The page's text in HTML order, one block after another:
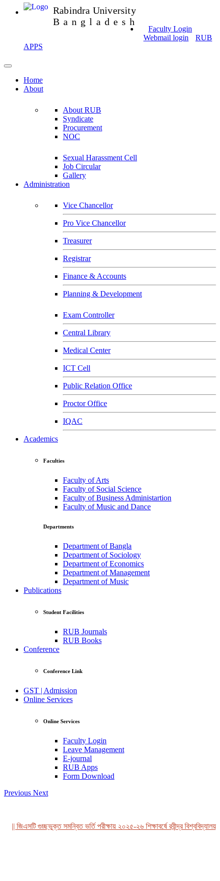
Rabindra University
Bangladesh
Faculty Login
Webmail login
RUB
APPS
Home
About
About RUB
Syndicate
Procurement
NOC
Sexual Harassment Cell
Job Circular
Gallery
Administration
Vice Chancellor
Pro Vice Chancellor
Treasurer
Registrar
Finance & Accounts
Planning & Development
Exam Controller
Central Library
Medical Center
ICT Cell
Public Relation Office
Proctor Office
IQAC
Academics
Faculties
Faculty of Arts
Faculty of Social Science
Faculty of Business Administartion
Faculty of Music and Dance
Departments
Department of Bangla
Department of Sociology
Department of Economics
Department of Management
Department of Music
Publications
Student Facilities
RUB Journals
RUB Books
Conference
Conference Link
GST | Admission
Online Services
Online Services
Faculty Login
Leave Management
E-journal
RUB Apps
Form Download
Previous Next
|| জিএসটি গুচ্ছভুক্ত সমন্বিত ভর্তি পরীক্ষায় ২০২৫-২৬ শিক্ষাবর্ষে রবীন্দ্র